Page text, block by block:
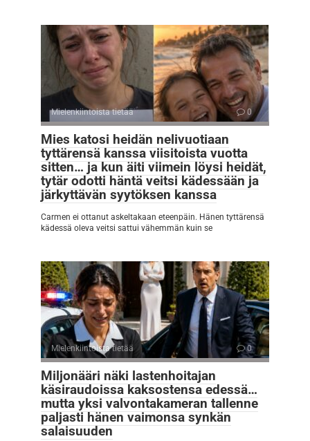
Mielenkiintoista tietää 0
Mies katosi heidän nelivuotiaan
tyttärensä kanssa viisitoista vuotta
sitten… ja kun äiti viimein löysi heidät,
tytär odotti häntä veitsi kädessään ja
järkyttävän syytöksen kanssa
Carmen ei ottanut askeltakaan eteenpäin. Hänen tyttärensä
kädessä oleva veitsi sattui vähemmän kuin se
Mielenkiintoista tietää 0
Miljonääri näki lastenhoitajan
käsiraudoissa kaksostensa edessä…
mutta yksi valvontakameran tallenne
paljasti hänen vaimonsa synkän
salaisuuden